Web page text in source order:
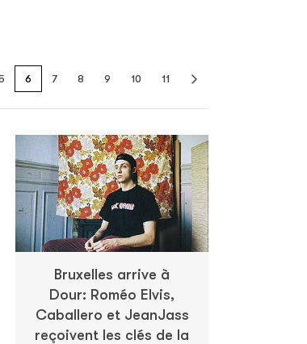
6 7 8 9 10 11
Bruxelles arrive à
Dour: Roméo Elvis,
Caballero et JeanJass
reçoivent les clés de la